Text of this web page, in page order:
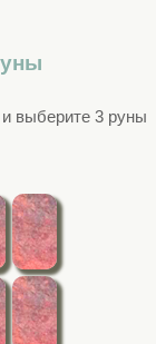
выберите 3 руны